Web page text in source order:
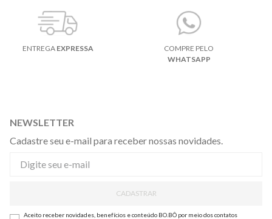
ENTREGA EXPRESSA
COMPRE PELO
WHATSAPP
NEWSLETTER
Cadastre seu e-mail para receber nossas novidades.
CADASTRAR
Aceito receber novidades, benefícios e conteúdo BO.BÔ por meio dos contatos